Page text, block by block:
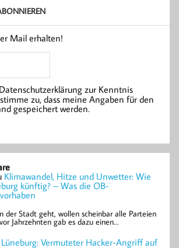
Mail erhalten!
zur Kenntnis
zu, dass meine Angaben für den
gespeichert werden.
Klimawandel, Hitze und Unwetter: Wie
künftig? – Was die OB-
der Stadt geht, wollen scheinbar alle Parteien
Jahrzehnten gab es dazu einen…
Lüneburg: Vermuteter Hacker-Angriff auf